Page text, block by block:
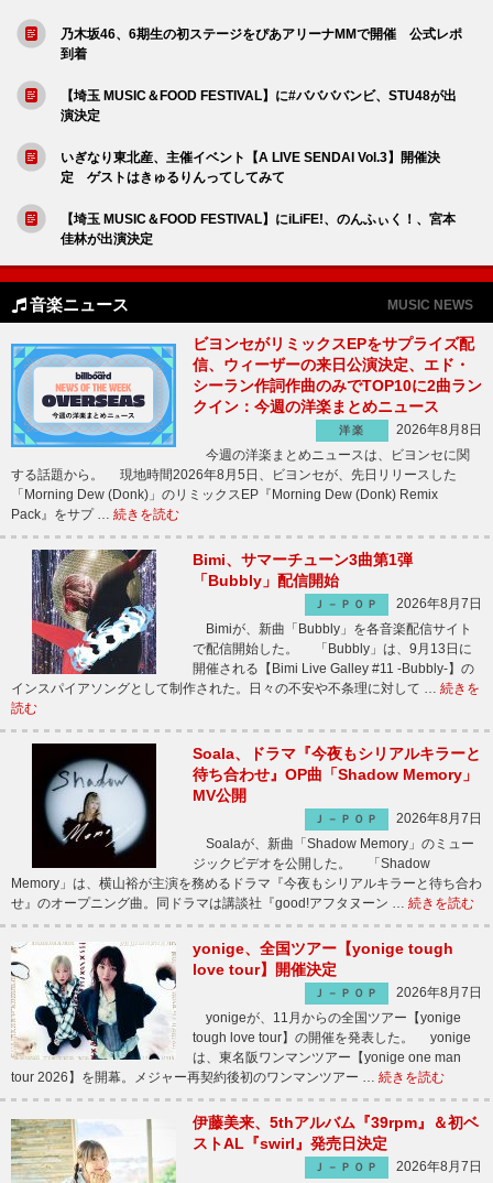
乃木坂46、6期生の初ステージをぴあアリーナMMで開催 公式レポ
到着
【埼玉 MUSIC＆FOOD FESTIVAL】に#ババババンビ、STU48が出
演決定
いぎなり東北産、主催イベント【A LIVE SENDAI Vol.3】開催決
定 ゲストはきゅるりんってしてみて
【埼玉 MUSIC＆FOOD FESTIVAL】にiLiFE!、のんふぃく！、宮本
佳林が出演決定
音楽ニュース MUSIC NEWS
ビヨンセがリミックスEPをサプライズ配
信、ウィーザーの来日公演決定、エド・
シーラン作詞作曲のみでTOP10に2曲ラン
クイン：今週の洋楽まとめニュース
洋楽
2026年8月8日
今週の洋楽まとめニュースは、ビヨンセに関
する話題から。 現地時間2026年8月5日、ビヨンセが、先日リリースした
「Morning Dew (Donk)」のリミックスEP『Morning Dew (Donk) Remix
Pack』をサプ … 続きを読む
Bimi、サマーチューン3曲第1弾
「Bubbly」配信開始
Ｊ－ＰＯＰ
2026年8月7日
Bimiが、新曲「Bubbly」を各音楽配信サイト
で配信開始した。 「Bubbly」は、9月13日に
開催される【Bimi Live Galley #11 -Bubbly-】の
インスパイアソングとして制作された。日々の不安や不条理に対して … 続きを
読む
Soala、ドラマ『今夜もシリアルキラーと
待ち合わせ』OP曲「Shadow Memory」
MV公開
Ｊ－ＰＯＰ
2026年8月7日
Soalaが、新曲「Shadow Memory」のミュー
ジックビデオを公開した。 「Shadow
Memory」は、横山裕が主演を務めるドラマ『今夜もシリアルキラーと待ち合わ
せ』のオープニング曲。同ドラマは講談社『good!アフタヌーン … 続きを読む
yonige、全国ツアー【yonige tough
love tour】開催決定
Ｊ－ＰＯＰ
2026年8月7日
yonigeが、11月からの全国ツアー【yonige
tough love tour】の開催を発表した。 yonige
は、東名阪ワンマンツアー【yonige one man
tour 2026】を開幕。メジャー再契約後初のワンマンツアー … 続きを読む
伊藤美来、5thアルバム『39rpm』＆初ベ
ストAL『swirl』発売日決定
Ｊ－ＰＯＰ
2026年8月7日